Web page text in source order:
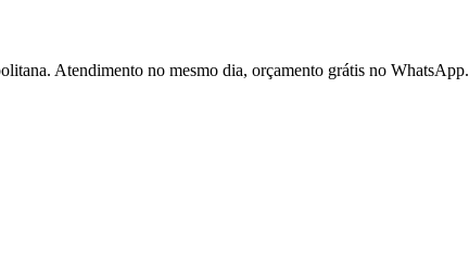
Atendimento no mesmo dia, orçamento grátis no WhatsApp.